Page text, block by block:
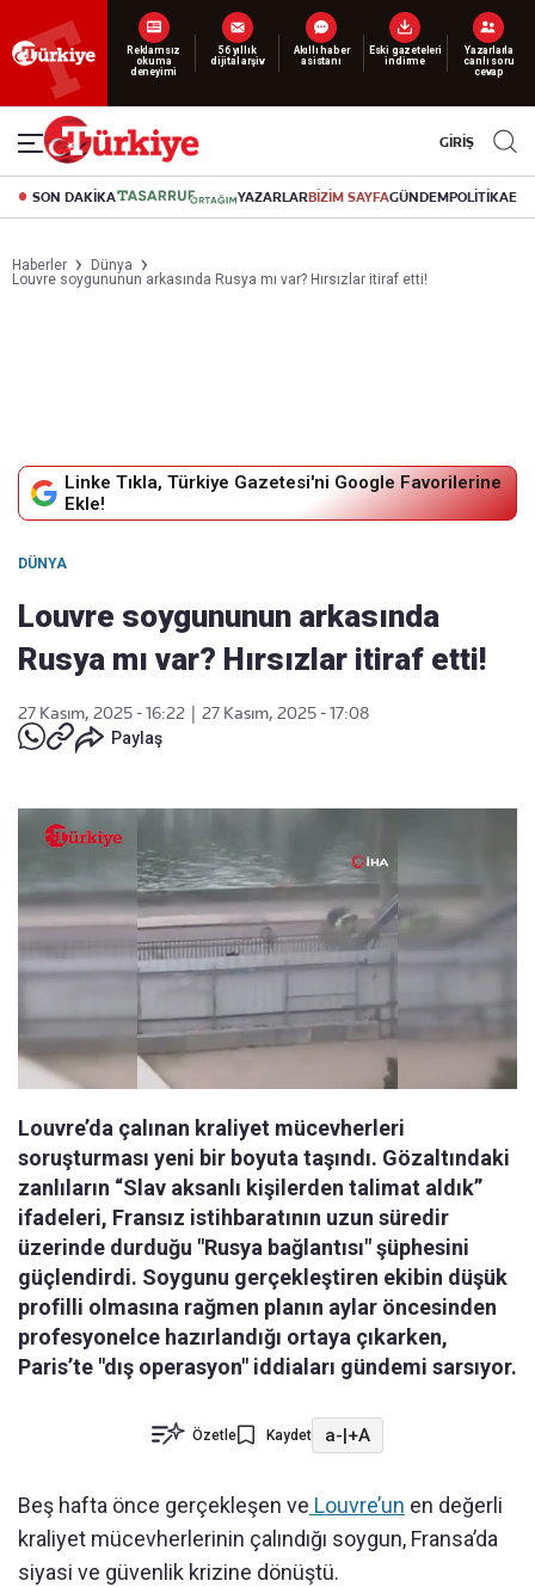
Reklamsız
okuma
deneyimi
56 yıllık
dijital arşiv
Akıllı haber
asistanı
Eski gazeteleri
indirme
Yazarlarla
canlı soru
cevap
Yeni nesil dijital
abonelik 19 TL’den başlayan fiyatlarla.
GİRİŞ
SON DAKİKA YAZARLARBİZİM SAYFAGÜNDEMPOLİTİKA
Haberler
Dünya
Louvre soygununun arkasında Rusya mı var? Hırsızlar itiraf etti!
Linke Tıkla, Türkiye Gazetesi'ni Google Favorilerine
Ekle!
DÜNYA
Louvre soygununun arkasında
Rusya mı var? Hırsızlar itiraf etti!
27 Kasım, 2025 - 16:22
27 Kasım, 2025 - 17:08
Paylaş
Louvre’da çalınan kraliyet mücevherleri
soruşturması yeni bir boyuta taşındı. Gözaltındaki
zanlıların “Slav aksanlı kişilerden talimat aldık”
ifadeleri, Fransız istihbaratının uzun süredir
üzerinde durduğu "Rusya bağlantısı" şüphesini
güçlendirdi. Soygunu gerçekleştiren ekibin düşük
profilli olmasına rağmen planın aylar öncesinden
profesyonelce hazırlandığı ortaya çıkarken,
Paris’te "dış operasyon" iddiaları gündemi sarsıyor.
Özetle Kaydet a-|+A
Beş hafta önce gerçekleşen ve Louvre’un en değerli
kraliyet mücevherlerinin çalındığı soygun, Fransa’da
siyasi ve güvenlik krizine dönüştü.